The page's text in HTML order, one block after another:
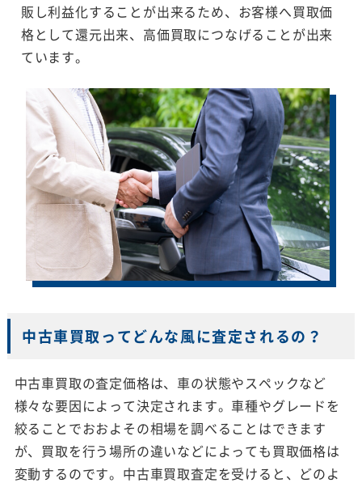
販し利益化することが出来るため、お客様へ買取価
格として還元出来、高価買取につなげることが出来
ています。
中古車買取ってどんな風に査定されるの？
中古車買取の査定価格は、車の状態やスペックなど
様々な要因によって決定されます。車種やグレードを
絞ることでおおよその相場を調べることはできます
が、買取を行う場所の違いなどによっても買取価格は
変動するのです。中古車買取査定を受けると、どのよ